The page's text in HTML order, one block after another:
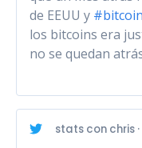
de EEUU y
los bitcoins era
no se quedan
stats con chris ·